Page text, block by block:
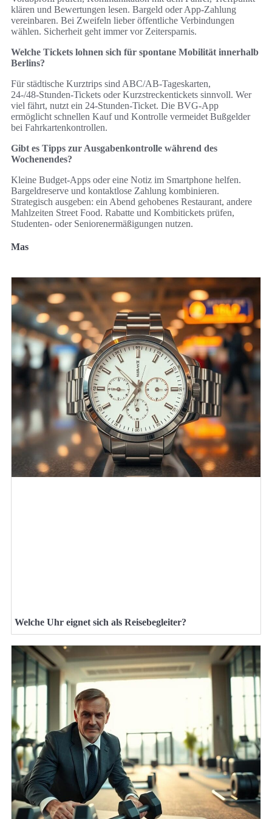
klären und Bewertungen lesen. Bargeld oder App‑Zahlung
vereinbaren. Bei Zweifeln lieber öffentliche Verbindungen
wählen. Sicherheit geht immer vor Zeitersparnis.
Welche Tickets lohnen sich für spontane Mobilität innerhalb
Berlins?
Für städtische Kurztrips sind ABC/AB‑Tageskarten,
24‑/48‑Stunden‑Tickets oder Kurzstreckentickets sinnvoll. Wer
viel fährt, nutzt ein 24‑Stunden‑Ticket. Die BVG‑App
ermöglicht schnellen Kauf und Kontrolle vermeidet Bußgelder
bei Fahrkartenkontrollen.
Gibt es Tipps zur Ausgabenkontrolle während des
Wochenendes?
Kleine Budget‑Apps oder eine Notiz im Smartphone helfen.
Bargeldreserve und kontaktlose Zahlung kombinieren.
Strategisch ausgeben: ein Abend gehobenes Restaurant, andere
Mahlzeiten Street Food. Rabatte und Kombitickets prüfen,
Studenten‑ oder Seniorenermäßigungen nutzen.
Mas
Welche Uhr eignet sich als Reisebegleiter?